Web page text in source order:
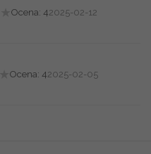
Ocena: 42025-02-12
Ocena: 42025-02-05